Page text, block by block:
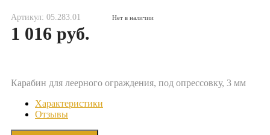
Артикул: 05.283.01 Нет в наличии
1 016 руб.
Карабин для леерного ограждения, под опрессовку, 3 мм
Характеристики
Отзывы